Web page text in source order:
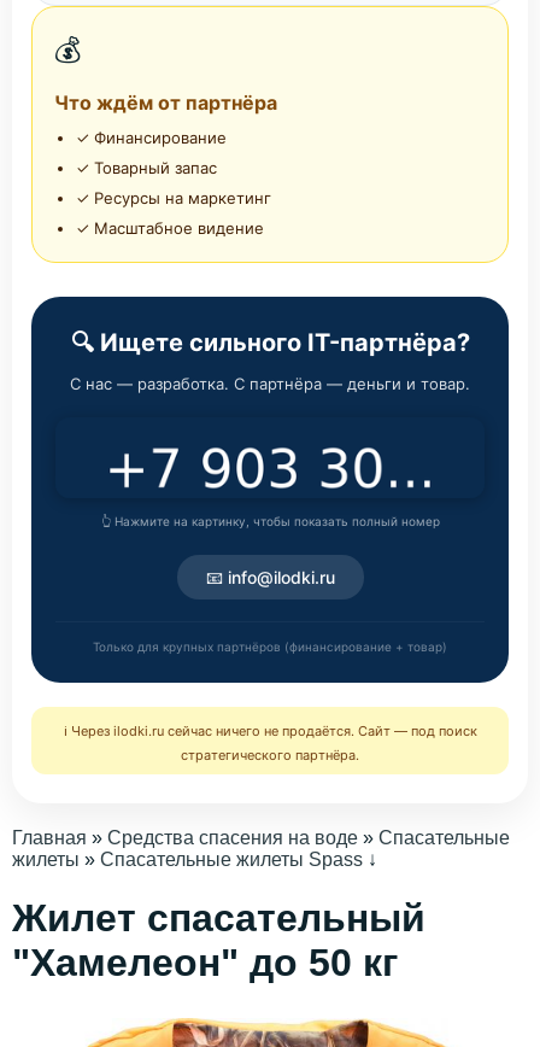
💰
Что ждём от партнёра
✓ Финансирование
✓ Товарный запас
✓ Ресурсы на маркетинг
✓ Масштабное видение
🔍 Ищете сильного IT-партнёра?
С нас — разработка. С партнёра — деньги и товар.
👆 Нажмите на картинку, чтобы показать полный номер
📧 info@ilodki.ru
Только для крупных партнёров (финансирование + товар)
ℹ️ Через ilodki.ru сейчас ничего не продаётся. Сайт — под поиск
стратегического партнёра.
Главная » Средства спасения на воде » Спасательные
жилеты » Спасательные жилеты Spass ↓
Жилет спасательный
"Хамелеон" до 50 кг